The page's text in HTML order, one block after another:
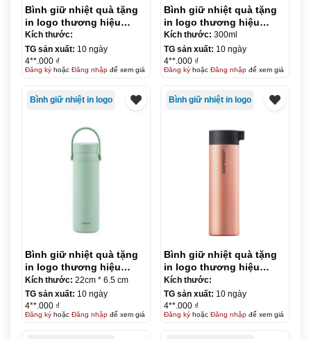
Bình giữ nhiệt quà tặng
in logo thương hiệu
LocknLock Flat Table
Mug 730ml KQ-BGN06
Kích thước:
TG sản xuất: 10 ngày
4**.000 ₫
Đăng kýhoặc Đăng nhậpđể xem giá
Bình giữ nhiệt quà tặng
in logo thương hiệu
LocknLock Diamond
300ml KQ-BGN07
Kích thước: 300ml
TG sản xuất: 10 ngày
4**.000 ₫
Đăng kýhoặc Đăng nhậpđể xem giá
Bình giữ nhiệt in logo
Bình giữ nhiệt quà tặng
in logo thương hiệu
LocknLock 450ml KQ-
BGN10
Kích thước: 22cm * 6.5 cm
TG sản xuất: 10 ngày
4**.000 ₫
Đăng kýhoặc Đăng nhậpđể xem giá
Bình giữ nhiệt in logo
Bình giữ nhiệt quà tặng
in logo thương hiệu
LocknLock Knob tumbler
400ml KQ-BGN31
Kích thước:
TG sản xuất: 10 ngày
4**.000 ₫
Đăng kýhoặc Đăng nhậpđể xem giá